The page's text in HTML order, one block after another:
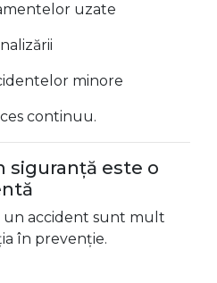
uzate
minore
continuu.
siguranță este o
un accident sunt mult
în prevenție.